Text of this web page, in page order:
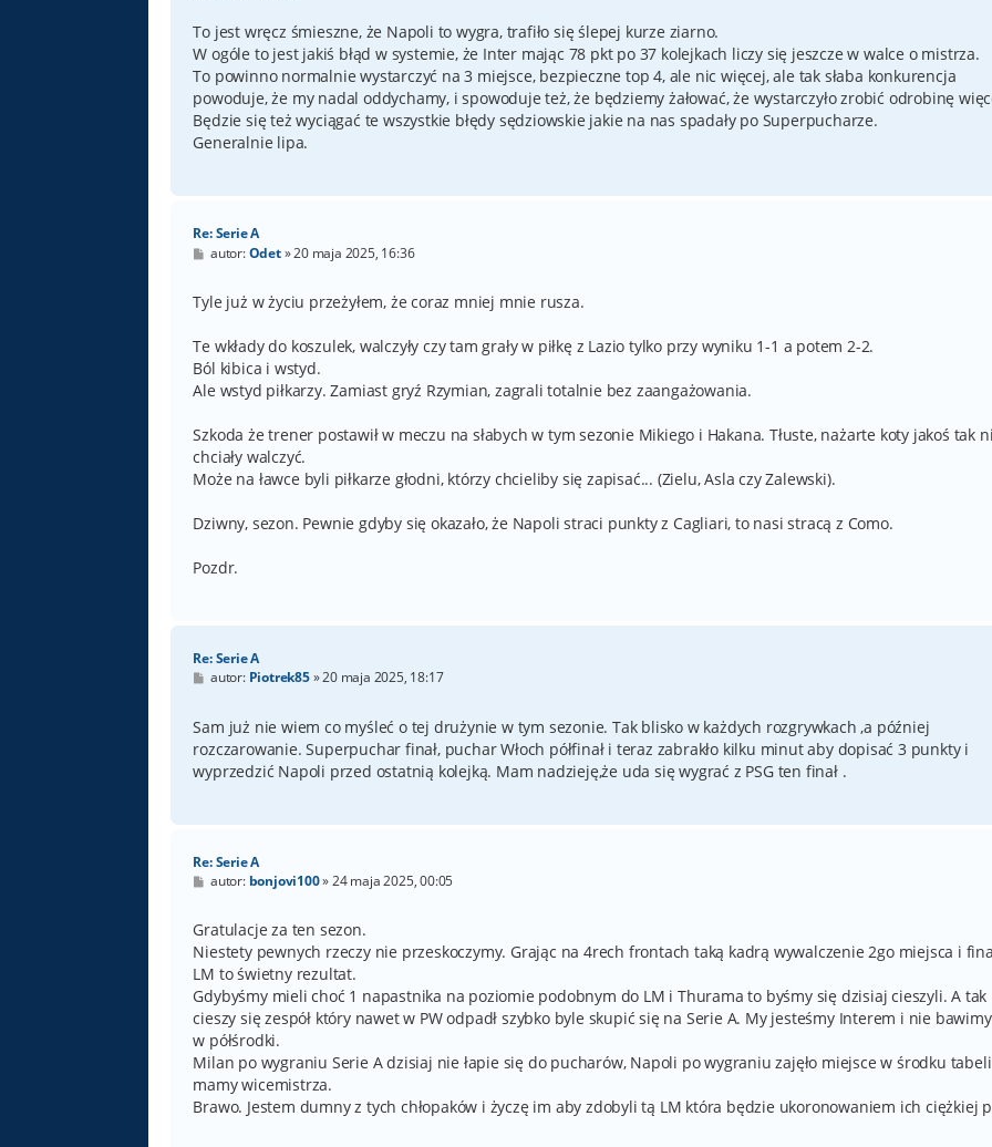
To jest wręcz śmieszne, że Napoli to wygra, trafiło się ślepej kurze ziarno.
W ogóle to jest jakiś błąd w systemie, że Inter mając 78 pkt po 37 kolejkach liczy się jeszcze w walce o mistrza.
To powinno normalnie wystarczyć na 3 miejsce, bezpieczne top 4, ale nic więcej, ale tak słaba konkurencja
powoduje, że my nadal oddychamy, i spowoduje też, że będziemy żałować, że wystarczyło zrobić odrobinę
Będzie się też wyciągać te wszystkie błędy sędziowskie jakie na nas spadały po Superpucharze.
Generalnie lipa.
Re: Serie A
P
t
autor:Odet»20 maja 2025, 16:36
Tyle już w życiu przeżyłem, że coraz mniej mnie rusza.
Te wkłady do koszulek, walczyły czy tam grały w piłkę z Lazio tylko przy wyniku 1-1 a potem 2-2.
Ból kibica i wstyd.
Ale wstyd piłkarzy. Zamiast gryź Rzymian, zagrali totalnie bez zaangażowania.
Szkoda że trener postawił w meczu na słabych w tym sezonie Mikiego i Hakana. Tłuste, nażarte koty jakoś tak
chciały walczyć.
Może na ławce byli piłkarze głodni, którzy chcieliby się zapisać... (Zielu, Asla czy Zalewski).
Dziwny, sezon. Pewnie gdyby się okazało, że Napoli straci punkty z Cagliari, to nasi stracą z Como.
Pozdr.
Re: Serie A
P
t
autor: Piotrek85»20 maja 2025, 18:17
Sam już nie wiem co myśleć o tej drużynie w tym sezonie. Tak blisko w każdych rozgrywkach ,a później
rozczarowanie. Superpuchar finał, puchar Włoch półfinał i teraz zabrakło kilku minut aby dopisać 3 punkty i
wyprzedzić Napoli przed ostatnią kolejką. Mam nadzieję,że uda się wygrać z PSG ten finał .
Re: Serie A
P
t
autor: bonjovi100»24 maja 2025, 00:05
Gratulacje za ten sezon.
Niestety pewnych rzeczy nie przeskoczymy. Grając na 4rech frontach taką kadrą wywalczenie 2go miejsca i
LM to świetny rezultat.
Gdybyśmy mieli choć 1 napastnika na poziomie podobnym do LM i Thurama to byśmy się dzisiaj cieszyli. A tak
cieszy się zespół który nawet w PW odpadł szybko byle skupić się na Serie A. My jesteśmy Interem i nie
w półśrodki.
Milan po wygraniu Serie A dzisiaj nie łapie się do pucharów, Napoli po wygraniu zajęło miejsce w środku
mamy wicemistrza.
Brawo. Jestem dumny z tych chłopaków i życzę im aby zdobyli tą LM która będzie ukoronowaniem ich ciężkiej